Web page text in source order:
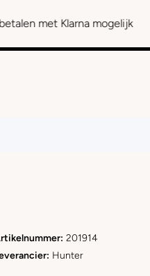
mogelijk
201914
Hunter